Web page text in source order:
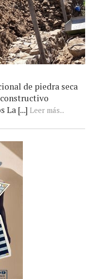
de piedra seca
La [...] Leer más...